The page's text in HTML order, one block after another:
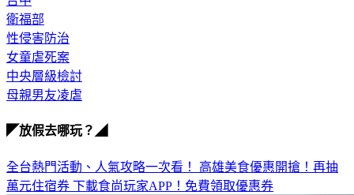
衛福部
性侵害防治
女童虐死案
中央層級檢討
母親男友凌虐
◤放假去哪玩？◢
全台熱門活動、人氣攻略一次看！ 高雄美食優惠開搶！再抽
萬元住宿券 下載食尚玩家APP！免費領取優惠券